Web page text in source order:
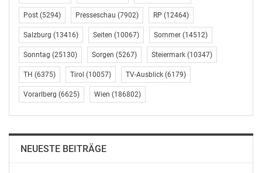
Post (5294) Presseschau (7902) RP (12464)
Salzburg (13416) Seiten (10067) Sommer (14512)
Sonntag (25130) Sorgen (5267) Steiermark (10347)
TH (6375) Tirol (10057) TV-Ausblick (6179)
Vorarlberg (6625) Wien (186802)
NEUESTE BEITRÄGE